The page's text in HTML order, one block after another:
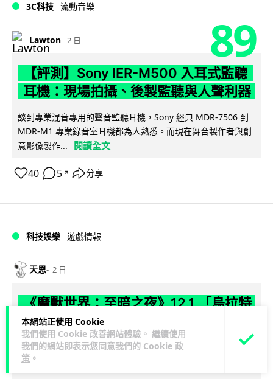
本網站正使用 Cookie
我們使用 Cookie 改善網站體驗。 繼續使用
我們的網站即表示您同意我們的 Cookie 政
策 。
3C科技 流動音樂
Lawton 2 日 89
【評測】Sony IER-M500 入耳式監聽
耳機：現場拍攝、後製監聽與人聲利器
談到專業混音專用的聲音監聽耳機，Sony 經典 MDR-7506 到
MDR-M1 專業錄音室耳機都為人熟悉。而現在舞台製作者與創
意影像製作...
閱讀全文
40 5 ↗ 分享
科技娛樂 遊戲情報
天恩 2 日
《魔獸世界：至暗之夜》12.1 「烏拉特
克的詛咒」專訪：巢穴不為提高世界首
領門檻而設 《諸王之眠》縮短約 10 分
鐘